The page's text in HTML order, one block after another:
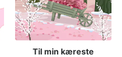
Til min kæreste